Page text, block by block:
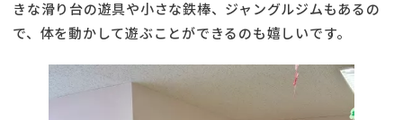
きな滑り台の遊具や小さな鉄棒、ジャングルジムもあるの
で、体を動かして遊ぶことができるのも嬉しいです。